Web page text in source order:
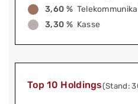
3,60 %
3,30 % Kasse
Top 10 Holdings(Stand: